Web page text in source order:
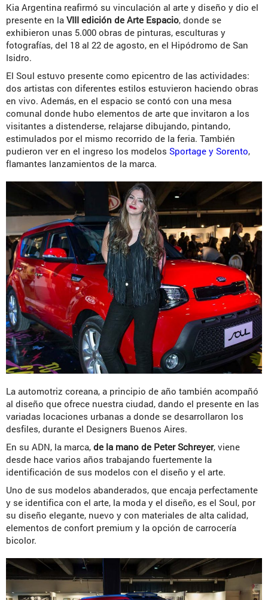
Kia Argentina reafirmó su vinculación al arte y diseño y dio el
presente en la VIII edición de Arte Espacio, donde se
exhibieron unas 5.000 obras de pinturas, esculturas y
fotografías, del 18 al 22 de agosto, en el Hipódromo de San
Isidro.
El Soul estuvo presente como epicentro de las actividades:
dos artistas con diferentes estilos estuvieron haciendo obras
en vivo. Además, en el espacio se contó con una mesa
comunal donde hubo elementos de arte que invitaron a los
visitantes a distenderse, relajarse dibujando, pintando,
estimulados por el mismo recorrido de la feria. También
pudieron ver en el ingreso los modelos Sportage y Sorento,
flamantes lanzamientos de la marca.
La automotriz coreana, a principio de año también acompañó
al diseño que ofrece nuestra ciudad, dando el presente en las
variadas locaciones urbanas a donde se desarrollaron los
desfiles, durante el Designers Buenos Aires.
En su ADN, la marca, de la mano de Peter Schreyer, viene
desde hace varios años trabajando fuertemente la
identificación de sus modelos con el diseño y el arte.
Uno de sus modelos abanderados, que encaja perfectamente
y se identifica con el arte, la moda y el diseño, es el Soul, por
su diseño elegante, nuevo y con materiales de alta calidad,
elementos de confort premium y la opción de carrocería
bicolor.